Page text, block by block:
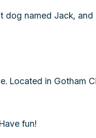
dog named Jack, and
Located in Gotham
fun!